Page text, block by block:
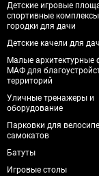
Детские игровые
спортивные
городки для дачи
Детские качели для
Малые
МАФ для
территорий
Уличные тренажеры и
оборудование
Парковки для
самокатов
Батуты
Игровые столы